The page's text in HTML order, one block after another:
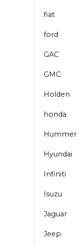
fiat
ford
GAC
GMC
Holden
honda
Hummer
Hyundai
Infiniti
Isuzu
Jaguar
Jeep